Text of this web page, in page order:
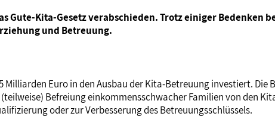
Gute-Kita-Gesetz verabschieden. Trotz einiger
und Betreuung.
Milliarden Euro in den Ausbau der Kita-Betreuung investiert.
Befreiung einkommensschwacher Familien von den
oder zur Verbesserung des Betreuungsschlüssels.